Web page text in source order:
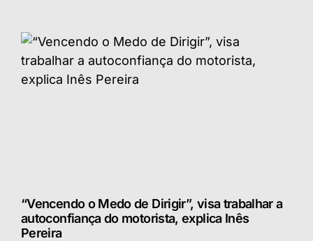
“Vencendo o Medo de Dirigir”, visa trabalhar a
autoconfiança do motorista, explica Inês
Pereira